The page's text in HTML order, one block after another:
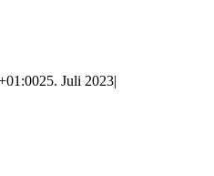
25. Juli 2023|